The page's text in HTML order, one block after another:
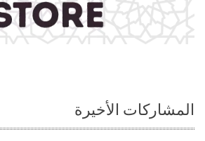
المشاركات الأخيرة